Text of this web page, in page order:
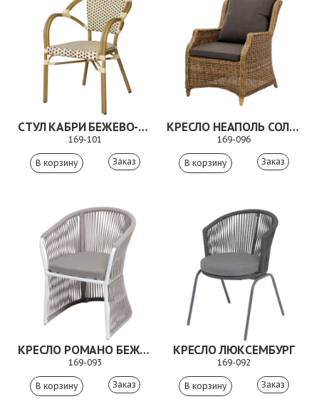
СТУЛ КАБРИ БЕЖЕВО-КОРИЧНЕВЫЙ
169-101
Заказ
КРЕСЛО НЕАПОЛЬ СОЛОМЕННЫЙ
169-096
Заказ
КРЕСЛО РОМАНО БЕЖЕВЫЙ
169-093
Заказ
КРЕСЛО ЛЮКСЕМБУРГ
169-092
Заказ